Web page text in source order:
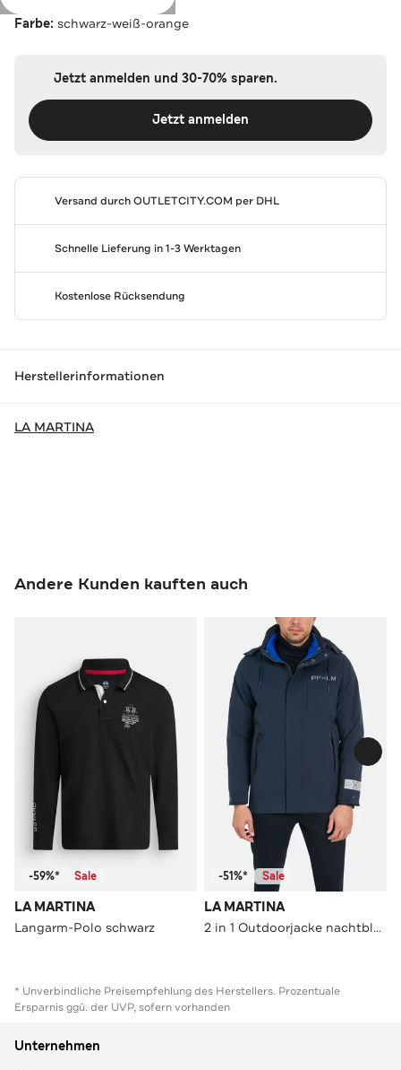
Farbe: schwarz-weiß-orange
Jetzt anmelden und 30-70% sparen.
Jetzt anmelden
Versand durchOUTLETCITY.COM per DHL
Schnelle Lieferung in 1-3 Werktagen
Kostenlose Rücksendung
Herstellerinformationen
LA MARTINA
Andere Kunden kauften auch
-59%* Sale
LA MARTINA
Langarm-Polo schwarz
-51%* Sale
LA MARTINA
2 in 1 Outdoorjacke nachtblau
* Unverbindliche Preisempfehlung des Herstellers. Prozentuale
Ersparnis ggü. der UVP, sofern vorhanden
Unternehmen